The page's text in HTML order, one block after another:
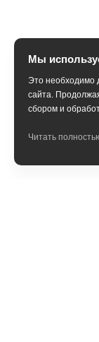
Мы
Это необходимо
сайта.
сбором и
Читать